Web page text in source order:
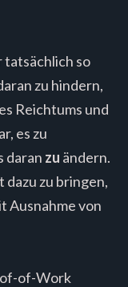
so
zu hindern,
Reichtums und
es zu
daran zu ändern.
zu bringen,
Ausnahme von
of-Work